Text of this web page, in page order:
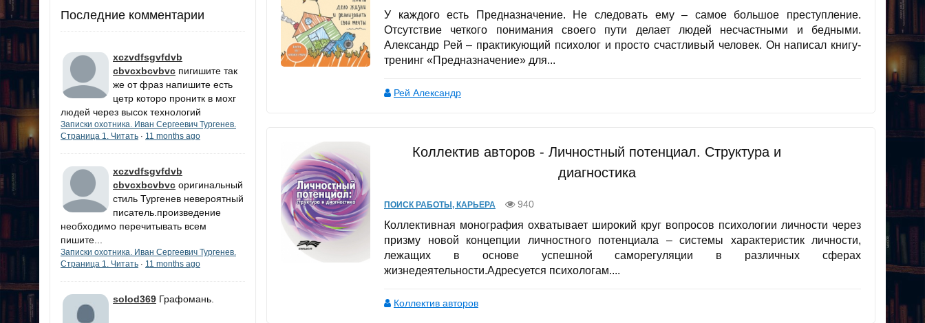
Последние комментарии
xczvdfsgvfdvb
cbvcxbcvbvc пигишите так
же от фраз напишите есть
цетр которо пронитк в мохг
людей через высок технологий
Записки охотника. Иван Сергеевич Тургенев.
Страница 1. Читать · 11 months ago
xczvdfsgvfdvb
cbvcxbcvbvc оригинальный
стиль Тургенев невероятный
писатель.произведение
необходимо перечитывать всем
пишите...
Записки охотника. Иван Сергеевич Тургенев.
Страница 1. Читать · 11 months ago
solod369 Графомань.
У каждого есть Предназначение. Не следовать ему – самое большое преступление.
Отсутствие четкого понимания своего пути делает людей несчастными и бедными.
Александр Рей – практикующий психолог и просто счастливый человек. Он написал книгу-
тренинг «Предназначение» для...
Рей Александр
Коллектив авторов - Личностный потенциал. Структура и
диагностика
ПОИСК РАБОТЫ, КАРЬЕРА 940
Коллективная монография охватывает широкий круг вопросов психологии личности через
призму новой концепции личностного потенциала – системы характеристик личности,
лежащих в основе успешной саморегуляции в различных сферах
жизнедеятельности.Адресуется психологам....
Коллектив авторов